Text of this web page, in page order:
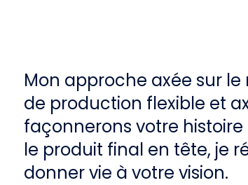
Mon approche axée sur
de production flexible et
façonnerons votre
le produit final en tête, je
donner vie à votre vision.